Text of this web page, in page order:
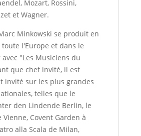
Mozart, Rossini,
et Wagner.
Minkowski se produit en
l'Europe et dans le
"Les Musiciens du
que chef invité, il est
invité sur les plus grandes
telles que le
den Lindende Berlin, le
Vienne, Covent Garden à
alla Scala de Milan,